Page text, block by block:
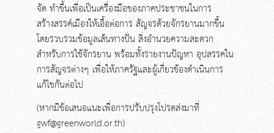
จัด ทำขึ้นเพื่อเป็นเครื่องมือของภาคประชาชนในการ
สร้างสรรค์เมืองให้เอื้อต่อการ สัญจรด้วยจักรยานมากขึ้น
โดยรวบรวมข้อมูลเส้นทางปั่น สิ่งอำนวยความสะดวก
สำหรับการใช้จักรยาน พร้อมทั้งรายงานปัญหา อุปสรรคใน
การสัญจรต่างๆ เพื่อให้ภาครัฐและผู้เกี่ยวข้องดำเนินการ
แก้ไขกันต่อไป
(หากมีข้อเสนอแนะเพื่อการปรับปรุงโปรดส่งมาที่
gwf@greenworld.or.th)